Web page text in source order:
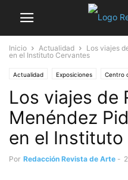
Inicio Actualidad
Los viajes
en el Instituto Cervantes
Actualidad Exposiciones Centro
Noticia destacada
Los viajes de
Menéndez
en el
Por Redacción Revista de Arte -